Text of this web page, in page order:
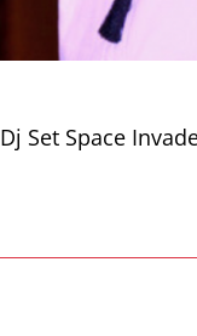
Dj Set Space